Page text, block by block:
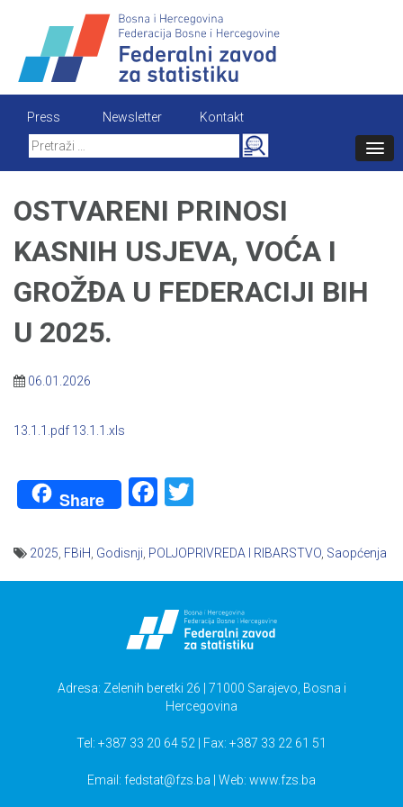
content
Press Newsletter
Kontakt
Search
for:
OSTVARENI PRINOSI
KASNIH USJEVA, VOĆA I
GROŽĐA U FEDERACIJI BIH
U 2025.
06.01.2026
13.1.1.pdf 13.1.1.xls
Share Facebook
2025 FBiH Godisnji POLJOPRIVREDA I RIBARSTVO Saopćenja
Adresa: Zelenih beretki 26 | 71000 Sarajevo, Bosna i
Hercegovina
Tel: +387 33 20 64 52 | Fax: +387 33 22 61 51
Email: fedstat@fzs.ba | Web: www.fzs.ba